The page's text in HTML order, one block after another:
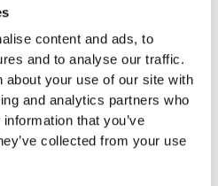
content and ads, to
and to analyse our traffic.
about your use of our site with
and analytics partners who
that you’ve
collected from your use